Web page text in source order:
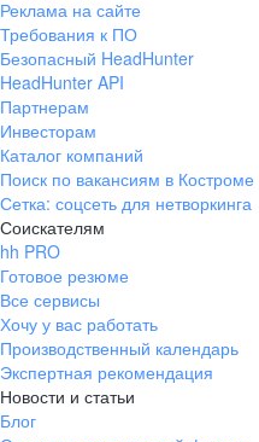
Львов
Николаев
Одесса
Полтава
Ровно
Севастополь
Симферополь
Сумы
Тернополь
Ужгород
Харьков
Херсон
Хмельницкий
Реклама на сайте
Требования к ПО
Безопасный HeadHunter
HeadHunter API
Партнерам
Инвесторам
Каталог компаний
Поиск по вакансиям в Костроме
Сетка: соцсеть для нетворкинга
Соискателям
hh PRO
Готовое резюме
Все сервисы
Хочу у вас работать
Производственный календарь
Экспертная рекомендация
Новости и статьи
Блог